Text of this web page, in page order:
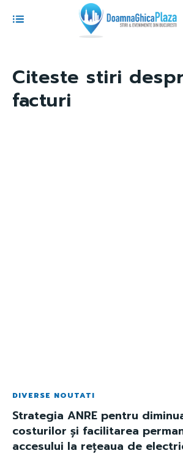
Citeste stiri
facturi
DIVERSE NOUTATI
Strategia ANRE pentru
costurilor și facilitarea
accesului la rețeaua de